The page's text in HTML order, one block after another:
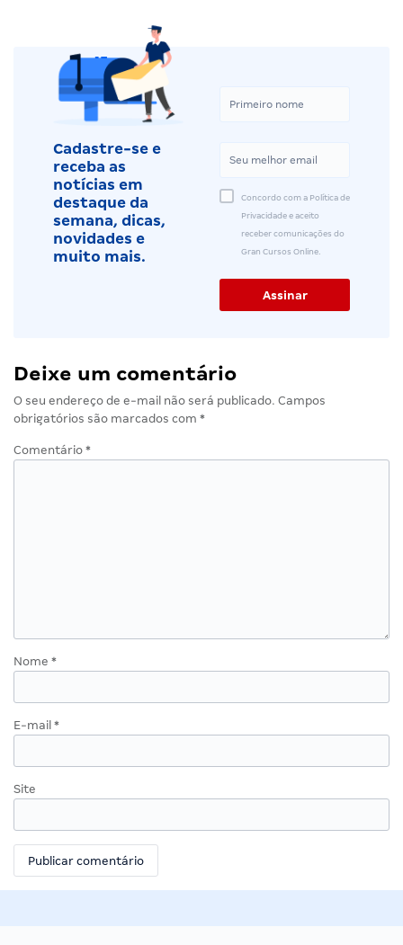
Cadastre-se e
receba as
notícias em
destaque da
semana, dicas,
novidades e
muito mais.
Concordo com a Política de
Privacidade e aceito
receber comunicações do
Gran Cursos Online.
Deixe um comentário
O seu endereço de e-mail não será publicado. Campos
obrigatórios são marcados com *
Comentário *
Nome *
E-mail *
Site